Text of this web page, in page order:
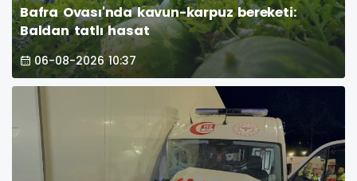
Bafra Ovası'nda kavun-karpuz bereketi:
Baldan tatlı hasat
06-08-2026 10:37